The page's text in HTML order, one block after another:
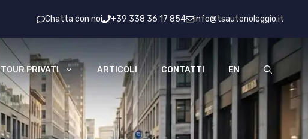
Chatta con noi +39 338 36 17 854 info@tsautonoleggio.it
TOUR PRIVATI ARTICOLI CONTATTI EN